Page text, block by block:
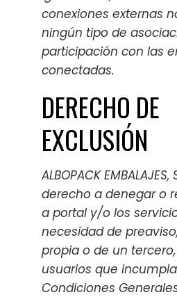
conexiones externas
ningún tipo de
participación con las
conectadas.
DERECHO DE
EXCLUSIÓN
ALBOPACK
derecho a denegar o
a portal y/o los
necesidad de
propia o de un
usuarios que
Condiciones